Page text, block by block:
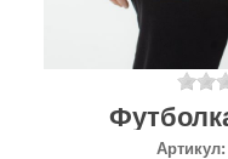
Артикул: